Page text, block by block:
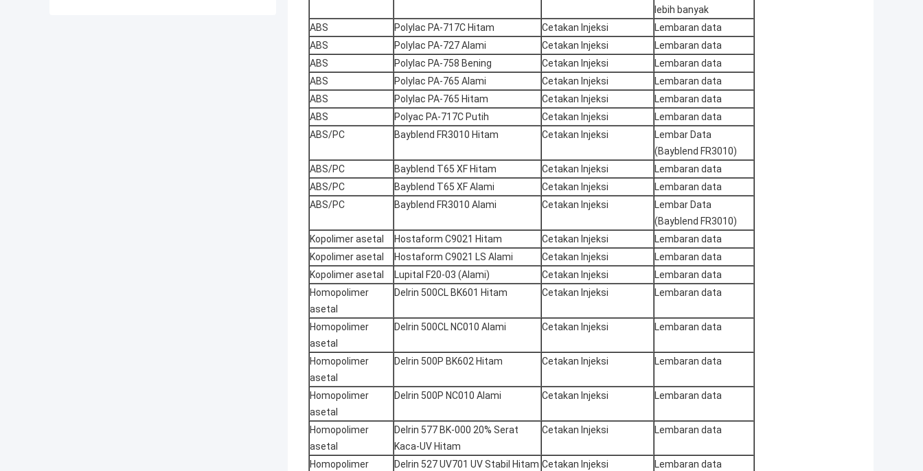
lebih banyak
ABS
Polylac PA-717C Hitam Cetakan Injeksi
Lembaran data
ABS
Polylac PA-727 Alami Cetakan Injeksi
Lembaran data
ABS
Polylac PA-758 Bening Cetakan Injeksi
Lembaran data
ABS
Polylac PA-765 Alami Cetakan Injeksi
Lembaran data
ABS
Polylac PA-765 Hitam Cetakan Injeksi
Lembaran data
ABS
Polyac PA-717C Putih Cetakan Injeksi
Lembaran data
ABS/PC
Bayblend FR3010 Hitam Cetakan Injeksi
Lembar Data
(Bayblend FR3010)
ABS/PC
Bayblend T65 XF Hitam Cetakan Injeksi
Lembaran data
ABS/PC
Bayblend T65 XF Alami Cetakan Injeksi
Lembaran data
ABS/PC
Bayblend FR3010 Alami Cetakan Injeksi
Lembar Data
(Bayblend FR3010)
Kopolimer asetal
Hostaform C9021 Hitam Cetakan Injeksi
Lembaran data
Kopolimer asetal
Hostaform C9021 LS Alami Cetakan Injeksi
Lembaran data
Kopolimer asetal
Lupital F20-03 (Alami) Cetakan Injeksi
Lembaran data
Homopolimer
asetal
Delrin 500CL BK601 Hitam Cetakan Injeksi Lembaran data
Homopolimer
asetal
Delrin 500CL NC010 Alami Cetakan Injeksi Lembaran data
Homopolimer
asetal
Delrin 500P BK602 Hitam Cetakan Injeksi Lembaran data
Homopolimer
asetal
Delrin 500P NC010 Alami Cetakan Injeksi Lembaran data
Homopolimer
asetal
Delrin 577 BK-000 20% Serat
Kaca-UV Hitam
Cetakan Injeksi Lembaran data
Homopolimer
Delrin 527 UV701 UV Stabil Hitam Cetakan Injeksi Lembaran data